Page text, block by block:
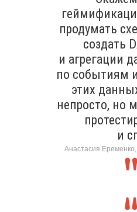
продумать
создать
и агрегации
по событиям
этих
непросто, но
и
Анастасия